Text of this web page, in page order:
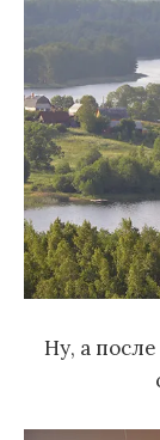
Ну, а